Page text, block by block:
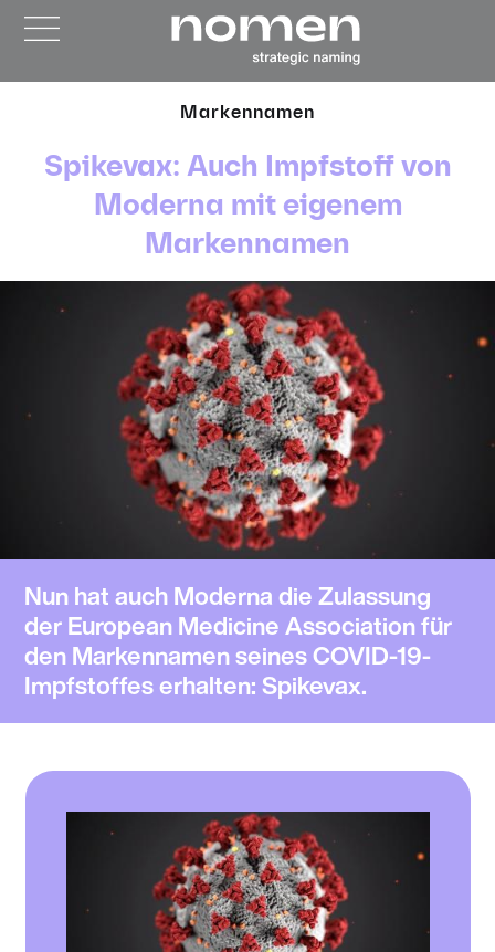
Markennamen
Spikevax: Auch Impfstoff von
Moderna mit eigenem
Markennamen
Nun hat auch Moderna die Zulassung
der European Medicine Association für
den Markennamen seines COVID-19-
Impfstoffes erhalten: Spikevax.